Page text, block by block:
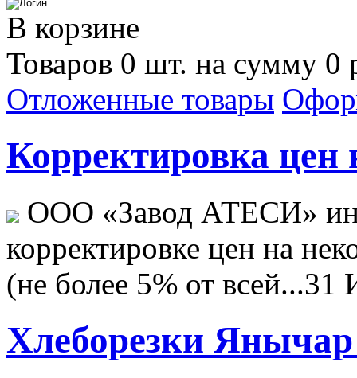
В корзине
Товаров 0 шт. на сумму 0
Отложенные товары
Корректировка цен
ООО «Завод АТЕСИ»
корректировке цен на
(не более 5% от всей...31
Хлеборезки Янычар